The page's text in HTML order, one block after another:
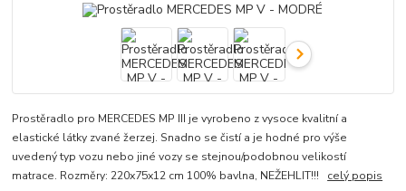
Prostěradlo pro MERCEDES MP III je vyrobeno z vysoce kvalitní a
elastické látky zvané žerzej. Snadno se čistí a je hodné pro výše
uvedený typ vozu nebo jiné vozy se stejnou/podobnou velikostí
matrace. Rozměry: 220x75x12 cm 100% bavlna, NEŽEHLIT!!! celý popis